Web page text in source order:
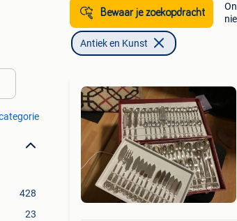
428
23
Bewaar je zoekopdracht
Antiek en Kunst